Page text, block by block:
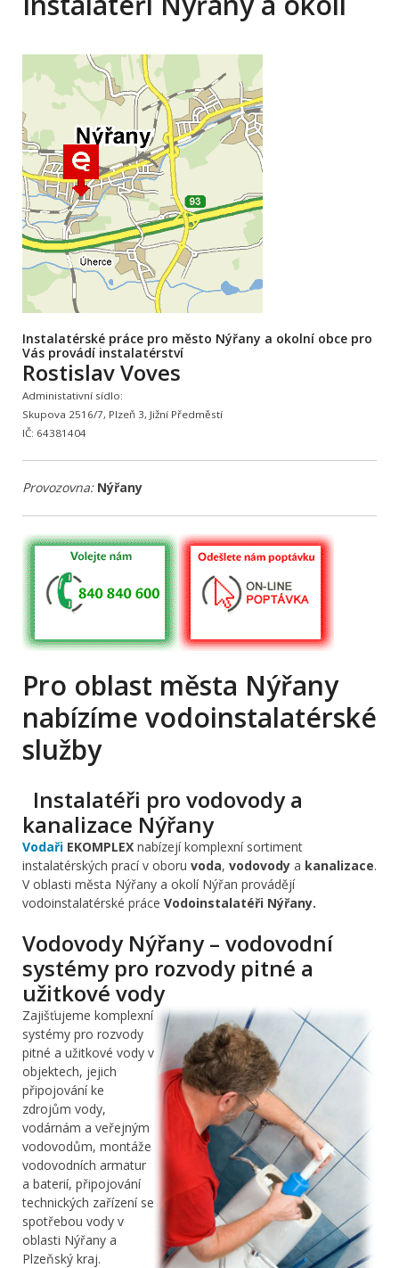
Instalatérské práce pro město Nýřany a okolní obce pro
Vás provádí instalatérství
Rostislav Voves
Administativní sídlo:
Skupova 2516/7, Plzeň 3, Jižní Předměstí
IČ: 64381404
Provozovna: Nýřany
Pro oblast města Nýřany
nabízíme vodoinstalatérské
služby
Instalatéři pro vodovody a
kanalizace Nýřany
Vodaři EKOMPLEX nabízejí komplexní sortiment
instalatérských prací v oboru voda, vodovody a kanalizace.
V oblasti města Nýřany a okolí Nýřan provádějí
vodoinstalatérské práce Vodoinstalatéři Nýřany.
Vodovody Nýřany – vodovodní
systémy pro rozvody pitné a
užitkové vody
Zajišťujeme komplexní
systémy pro rozvody
pitné a užitkové vody v
objektech, jejich
připojování ke
zdrojům vody,
vodárnám a veřejným
vodovodům, montáže
vodovodních armatur
a baterií, připojování
technických zařízení se
spotřebou vody v
oblasti Nýřany a
Plzeňský kraj.